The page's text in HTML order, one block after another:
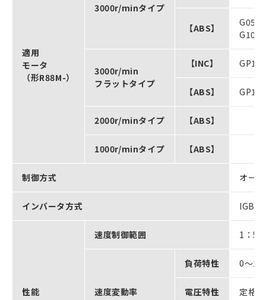
適用
モータ
（形R88M-）
3000r/minタイプ
【ABS】
3000r/min
フラットタイプ
【INC】
【ABS】
2000r/minタイプ 【ABS】
1000r/minタイプ 【ABS】
制御方式 オー
インバータ方式 IGBT
性能
速度制御範囲 1：
速度変動率
負荷特性 0～
電圧特性 定格